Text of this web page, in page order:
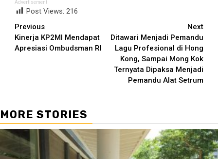
Advertisement
Post Views: 216
Continue
Reading
Previous
Kinerja KP2MI Mendapat
Apresiasi Ombudsman RI
Next
Ditawari Menjadi Pemandu
Lagu Profesional di Hong
Kong, Sampai Mong Kok
Ternyata Dipaksa Menjadi
Pemandu Alat Setrum
MORE STORIES